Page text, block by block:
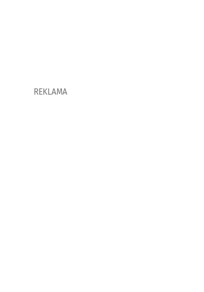
REKLAMA